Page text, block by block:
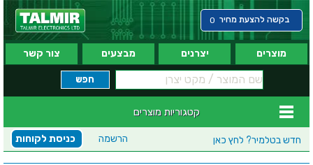
בקשה להצעת מחיר 0
מוצרים יצרנים מבצעים צור קשר
קטגוריות מוצרים
חדש בטלמיר? לחץ כאן כניסת לקוחות הרשמה